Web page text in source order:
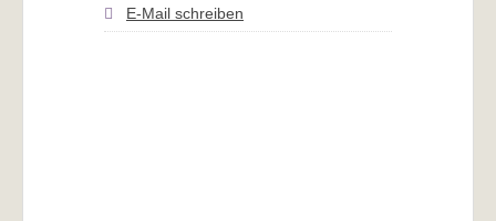
E-Mail schreiben